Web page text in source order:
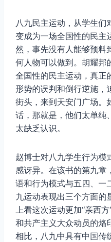
八九民主运动，从学生们
变成为一场全国性的民主
然，事先没有人能够预料
何人物可以做到。胡耀邦
全国性的民主运动，真正
形势的误判和倒行逆施，
街头，来到天安门广场。
话，那就是，他们太单纯
太缺乏认识。
赵博士对八九学生行为模
感讶异。在该书的第九章
语和行为模式与五四、一
九运动表现出三个方面的
上看这次运动更加“亲西
和共产主义大众动员的烙
相比，八九中具有中国传